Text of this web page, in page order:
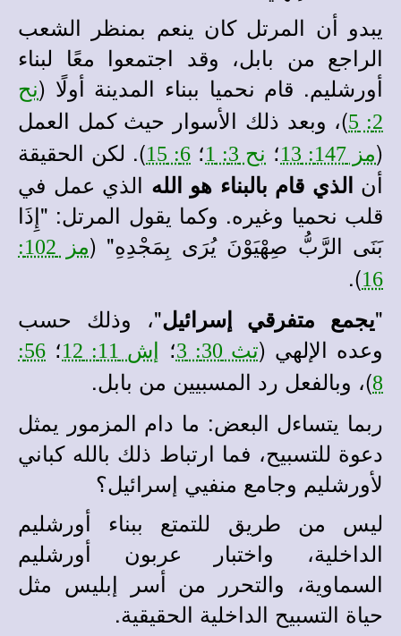
يبدو أن المرتل كان ينعم بمنظر الشعب
الراجع من بابل، وقد اجتمعوا معًا لبناء
أورشليم. قام نحميا ببناء المدينة أولًا (نح
2: 5
)، وبعد ذلك الأسوار حيث كمل العمل
(مز 147: 13 ؛ نح 3: 1 ؛ 6: 15
). لكن الحقيقة
أن الذي قام بالبناء هو الله الذي عمل في
قلب نحميا وغيره. وكما يقول المرتل: "إِذَا
بَنَى الرَّبُّ صِهْيَوْنَ يُرَى بِمَجْدِهِ" (
مز 102:
16
).
"يجمع متفرقي إسرائيل"، وذلك حسب
وعده الإلهي (تث 30: 3 ؛ إش 11: 12 ؛
56:
8)، وبالفعل رد المسبيين من بابل.
ربما يتساءل البعض: ما دام المزمور يمثل
دعوة للتسبيح، فما ارتباط ذلك بالله كباني
لأورشليم وجامع منفيي إسرائيل؟
ليس من طريق للتمتع ببناء أورشليم
الداخلية، واختبار عربون أورشليم
السماوية، والتحرر من أسر إبليس مثل
حياة التسبيح الداخلية الحقيقية.